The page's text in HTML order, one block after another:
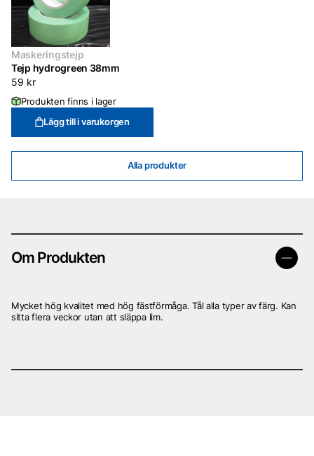
Alla produkter
Maskeringstejp
Tejp hydrogreen 38mm
59 kr
Produkten finns i lager
Lägg till i varukorgen
Om Produkten
Mycket hög kvalitet med hög fästförmåga. Tål alla typer av färg. Kan
sitta flera veckor utan att släppa lim.